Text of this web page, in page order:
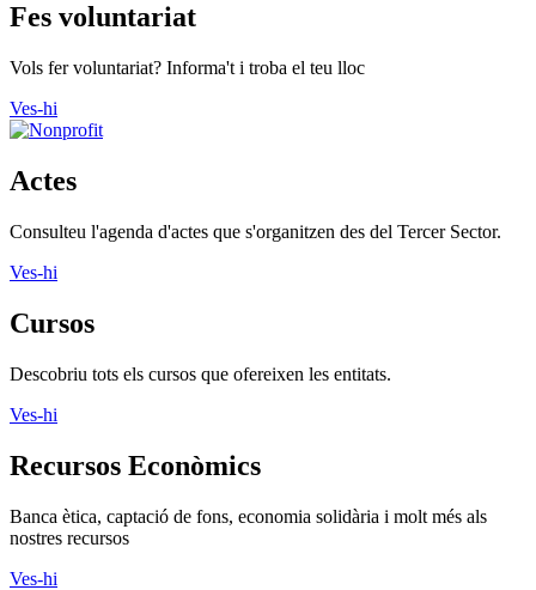
Fes voluntariat
Vols fer voluntariat? Informa't i troba el teu lloc
Ves-hi
Actes
Consulteu l'agenda d'actes que s'organitzen des del Tercer Sector.
Ves-hi
Cursos
Descobriu tots els cursos que ofereixen les entitats.
Ves-hi
Recursos Econòmics
Banca ètica, captació de fons, economia solidària i molt més als
nostres recursos
Ves-hi